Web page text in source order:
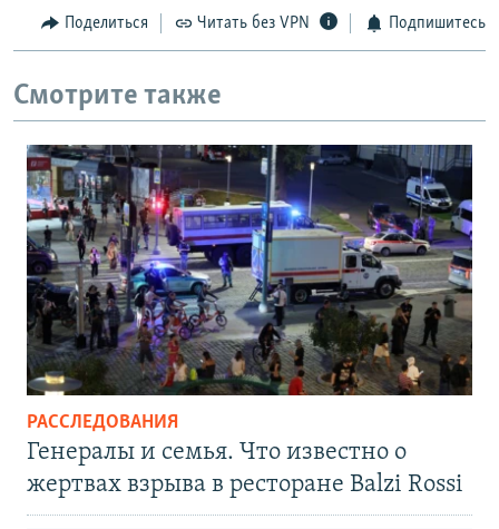
Поделиться Читать без VPN Подпишитесь
Смотрите также
РАССЛЕДОВАНИЯ
Генералы и семья. Что известно о
жертвах взрыва в ресторане Balzi Rossi